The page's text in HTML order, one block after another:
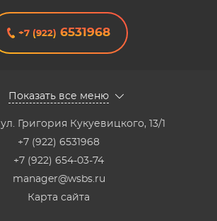
+7 (922) 6531968
Показать все меню
ул. Григория Кукуевицкого, 13/1
+7 (922) 6531968
+7 (922) 654-03-74
manager@wsbs.ru
Карта сайта